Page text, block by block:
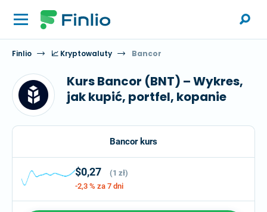
Finlio 📈 Kryptowaluty Bancor
Kurs Bancor (BNT) – Wykres,
jak kupić, portfel, kopanie
Bancor kurs
$0,27
(1 zł)
-2,3 % za 7 dni